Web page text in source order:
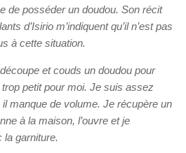
de posséder un doudou. Son récit
d’Isirio m’indiquent qu’il n’est pas
à cette situation.
et couds un doudou pour
petit pour moi. Je suis assez
manque de volume. Je récupère un
à la maison, l’ouvre et je
la garniture.